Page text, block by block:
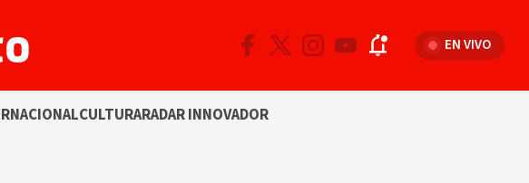
EN VIVO
CULTURARADAR INNOVADOR